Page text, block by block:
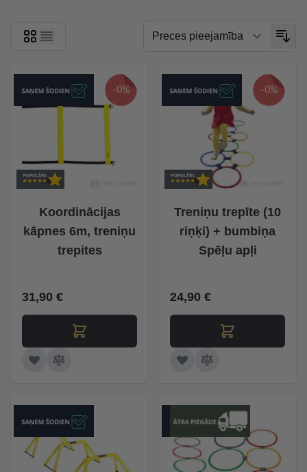
-0%
Koordinācijas
kāpnes 6m, treniņu
trepites
31,90 €
-0%
Treniņu trepīte (10
riņķi) + bumbiņa
Spēļu apļi
24,90 €